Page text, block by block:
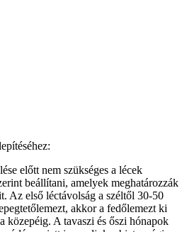
előtt nem szükséges a lécek
beállítani, amelyek meghatározzák
Az első léctávolság a széltől 30-50
akkor a fedőlemezt ki
közepéig. A tavaszi és őszi hónapok